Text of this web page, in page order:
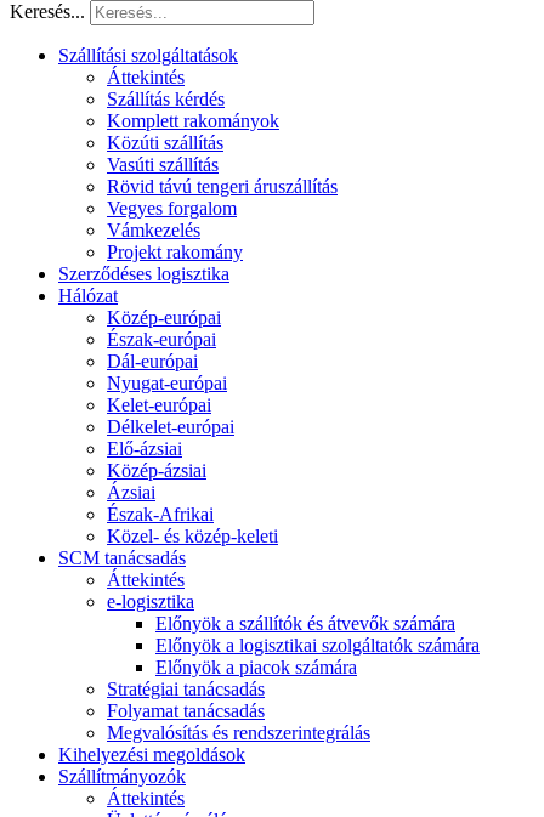
Keresés...
Szállítási szolgáltatások
Áttekintés
Szállítás kérdés
Komplett rakományok
Közúti szállítás
Vasúti szállítás
Rövid távú tengeri áruszállítás
Vegyes forgalom
Vámkezelés
Projekt rakomány
Szerződéses logisztika
Hálózat
Közép-európai
Észak-európai
Dál-európai
Nyugat-európai
Kelet-európai
Délkelet-európai
Elő-ázsiai
Közép-ázsiai
Ázsiai
Észak-Afrikai
Közel- és közép-keleti
SCM tanácsadás
Áttekintés
e-logisztika
Előnyök a szállítók és átvevők számára
Előnyök a logisztikai szolgáltatók számára
Előnyök a piacok számára
Stratégiai tanácsadás
Folyamat tanácsadás
Megvalósítás és rendszerintegrálás
Kihelyezési megoldások
Szállítmányozók
Áttekintés